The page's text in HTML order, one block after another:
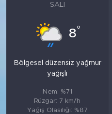
SALI
8°
Bölgesel düzensiz yağmur
yağışlı
Nem: %71
Rüzgar: 7 km/h
Yağış Olasılığı: %87